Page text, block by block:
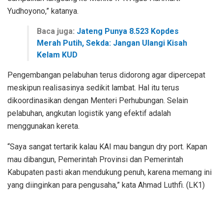
Yudhoyono,” katanya.
Baca juga: Jateng Punya 8.523 Kopdes
Merah Putih, Sekda: Jangan Ulangi Kisah
Kelam KUD
Pengembangan pelabuhan terus didorong agar dipercepat
meskipun realisasinya sedikit lambat. Hal itu terus
dikoordinasikan dengan Menteri Perhubungan. Selain
pelabuhan, angkutan logistik yang efektif adalah
menggunakan kereta.
“Saya sangat tertarik kalau KAI mau bangun dry port. Kapan
mau dibangun, Pemerintah Provinsi dan Pemerintah
Kabupaten pasti akan mendukung penuh, karena memang ini
yang diinginkan para pengusaha,” kata Ahmad Luthfi. (LK1)